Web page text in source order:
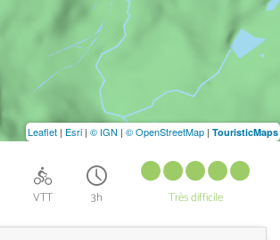
VTT 3h Très difficile
Leaflet | Esri | © IGN | © OpenStreetMap | TouristicMaps